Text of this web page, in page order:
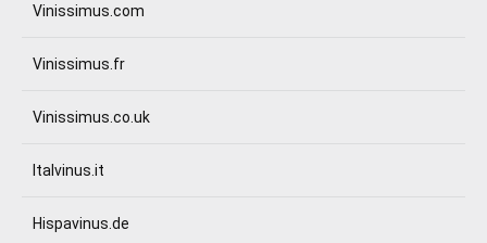
Vinissimus.com
Vinissimus.fr
Vinissimus.co.uk
Italvinus.it
Hispavinus.de